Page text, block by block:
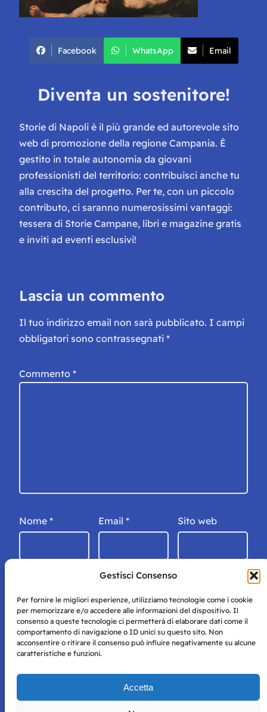
Gestisci Consenso
Per fornire le migliori esperienze, utilizziamo tecnologie come i cookie
per memorizzare e/o accedere alle informazioni del dispositivo. Il
consenso a queste tecnologie ci permetterà di elaborare dati come il
comportamento di navigazione o ID unici su questo sito. Non
acconsentire o ritirare il consenso può influire negativamente su alcune
caratteristiche e funzioni.
Accetta
Facebook WhatsApp Email
Diventa un sostenitore!
Storie di Napoli è il più grande ed autorevole sito
web di promozione della regione Campania. È
gestito in totale autonomia da giovani
professionisti del territorio: contribuisci anche tu
alla crescita del progetto. Per te, con un piccolo
contributo, ci saranno numerosissimi vantaggi:
tessera di Storie Campane, libri e magazine gratis
e inviti ad eventi esclusivi!
Lascia un commento
Il tuo indirizzo email non sarà pubblicato. I campi
obbligatori sono contrassegnati *
Commento *
Nome * Email * Sito web
Storie di Napoli è una testata registrata presso il tribunale di